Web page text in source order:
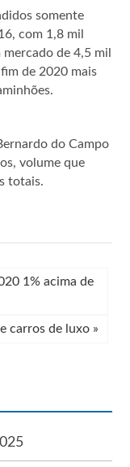
somente
com 1,8 mil
mercado de 4,5 mil
de 2020 mais
do Campo
volume que
totais.
1% acima de
carros de luxo »